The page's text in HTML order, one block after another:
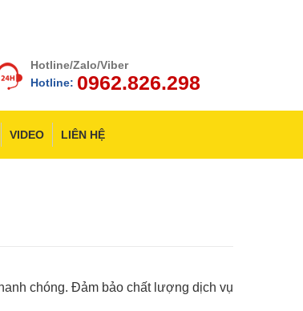
Hotline/Zalo/Viber
Hotline: 0962.826.298
VIDEO LIÊN HỆ
chóng. Đảm bảo chất lượng dịch vụ